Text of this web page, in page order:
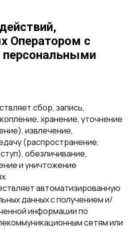
Оператором с
сбор, запись,
хранение, уточнение
извлечение,
(распространение,
обезличивание,
и уничтожение
автоматизированную
данных с получением и/
информации по
сетям или